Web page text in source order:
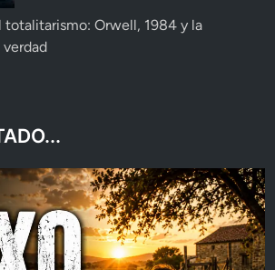
totalitarismo: Orwell, 1984 y la